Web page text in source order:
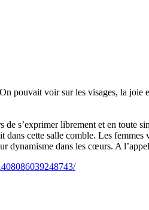
On pouvait voir sur les visages, la joie
de s’exprimer librement et en toute
dans cette salle comble. Les
dynamisme dans les cœurs. A